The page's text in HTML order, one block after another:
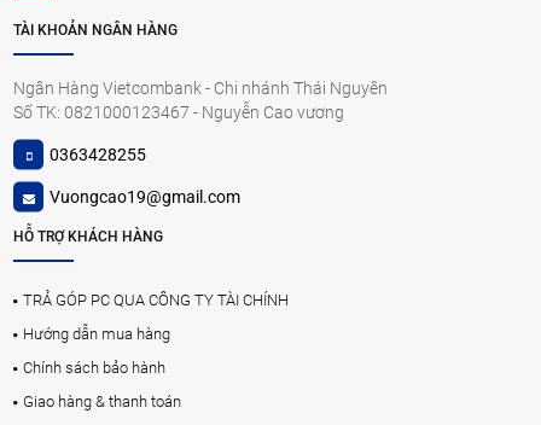
TÀI KHOẢN NGÂN HÀNG
Ngân Hàng Vietcombank - Chi nhánh Thái Nguyên
Số TK: 0821000123467 - Nguyễn Cao vương
0363428255
Vuongcao19@gmail.com
HỖ TRỢ KHÁCH HÀNG
TRẢ GÓP PC QUA CÔNG TY TÀI CHÍNH
Hướng dẫn mua hàng
Chính sách bảo hành
Giao hàng & thanh toán